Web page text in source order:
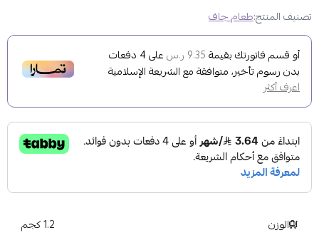
تصنيف المنتج:طعام جاف
أو قسم فاتورتك بقيمة 9.35 ر.س على4 دفعات
بدون رسوم تأخير، متوافقة مع الشريعة الإسلامية
اعرف أكثر
الوزن 1.2 كجم